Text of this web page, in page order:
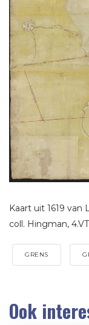
Kaart uit 1619 van
coll. Hingman,
GRENS
Ook